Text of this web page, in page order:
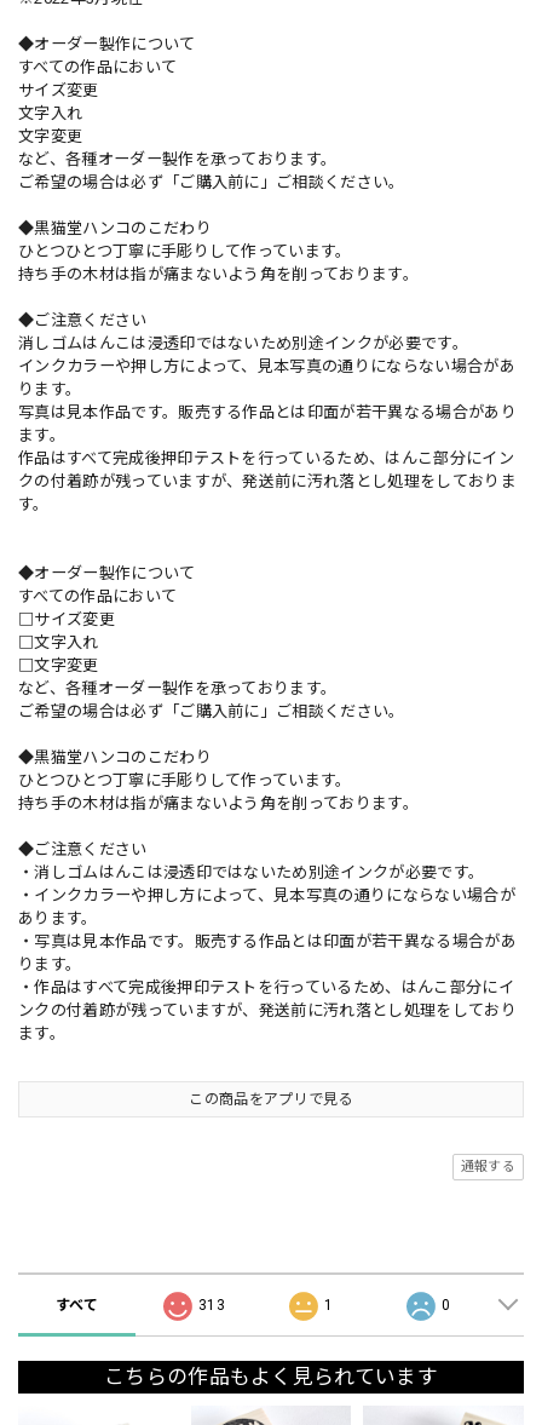
◆オーダー製作について
すべての作品において
サイズ変更
文字入れ
文字変更
など、各種オーダー製作を承っております。
ご希望の場合は必ず「ご購入前に」ご相談ください。
◆黒猫堂ハンコのこだわり
ひとつひとつ丁寧に手彫りして作っています。
持ち手の木材は指が痛まないよう角を削っております。
◆ご注意ください
消しゴムはんこは浸透印ではないため別途インクが必要です。
インクカラーや押し方によって、見本写真の通りにならない場合があ
ります。
写真は見本作品です。販売する作品とは印面が若干異なる場合があり
ます。
作品はすべて完成後押印テストを行っているため、はんこ部分にイン
クの付着跡が残っていますが、発送前に汚れ落とし処理をしておりま
す。
◆オーダー製作について
すべての作品において
□サイズ変更
□文字入れ
□文字変更
など、各種オーダー製作を承っております。
ご希望の場合は必ず「ご購入前に」ご相談ください。
◆黒猫堂ハンコのこだわり
ひとつひとつ丁寧に手彫りして作っています。
持ち手の木材は指が痛まないよう角を削っております。
◆ご注意ください
・消しゴムはんこは浸透印ではないため別途インクが必要です。
・インクカラーや押し方によって、見本写真の通りにならない場合が
あります。
・写真は見本作品です。販売する作品とは印面が若干異なる場合があ
ります。
・作品はすべて完成後押印テストを行っているため、はんこ部分にイ
ンクの付着跡が残っていますが、発送前に汚れ落とし処理をしており
ます。
この商品をアプリで見る
通報する
すべて 313 1 0
こちらの作品もよく見られています